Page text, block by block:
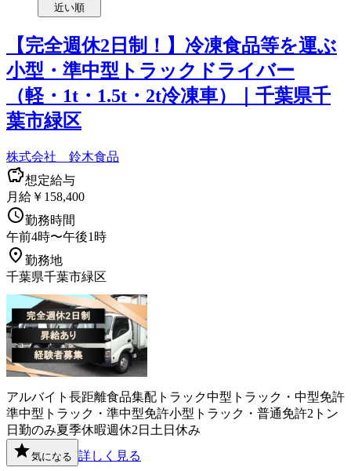
近い順
【完全週休2日制！】冷凍食品等を運ぶ
小型・準中型トラックドライバー
（軽・1t・1.5t・2t冷凍車）｜千葉県千
葉市緑区
株式会社 鈴木食品
想定給与
月給￥158,400
勤務時間
午前4時〜午後1時
勤務地
千葉県千葉市緑区
アルバイト 長距離食品集配 トラック中型トラック・中型免許
準中型トラック・準中型免許小型トラック・普通免許2トン
日勤のみ夏季休暇週休2日 土日休み
気になる 詳しく見る